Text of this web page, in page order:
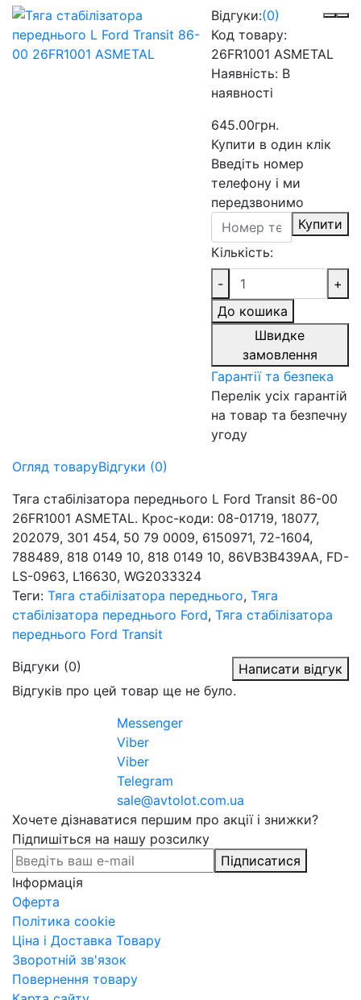
Відгуки:(0)
Код товару:
26FR1001 ASMETAL
Наявність: В
наявності
645.00грн.
Купити в один клік
Введіть номер
телефону і ми
передзвонимо
Купити
Кількість:
-
+
До кошика
Швидке
замовлення
Гарантії та безпека
Перелік усіх гарантій
на товар та безпечну
угоду
Огляд товаруВідгуки (0)
Тяга стабілізатора переднього L Ford Transit 86-00
26FR1001 ASMETAL. Крос-коди: 08-01719, 18077,
202079, 301 454, 50 79 0009, 6150971, 72-1604,
788489, 818 0149 10, 818 0149 10, 86VB3B439AA, FD-
LS-0963, L16630, WG2033324
Теги: Тяга стабілізатора переднього, Тяга
стабілізатора переднього Ford, Тяга стабілізатора
переднього Ford Transit
Відгуки (0)
Написати відгук
Відгуків про цей товар ще не було.
Messenger
Viber
Viber
Telegram
sale@avtolot.com.ua
Хочете дізнаватися першим про акції і знижки?
Підпишіться на нашу розсилку
Підписатися
Інформація
Оферта
Політика cookie
Ціна і Доставка Товару
Зворотній зв'язок
Повернення товару